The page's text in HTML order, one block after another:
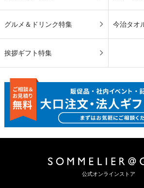
グルメ＆ドリンク特集 今治タオ
挨拶ギフト特集
公式オンラインストア